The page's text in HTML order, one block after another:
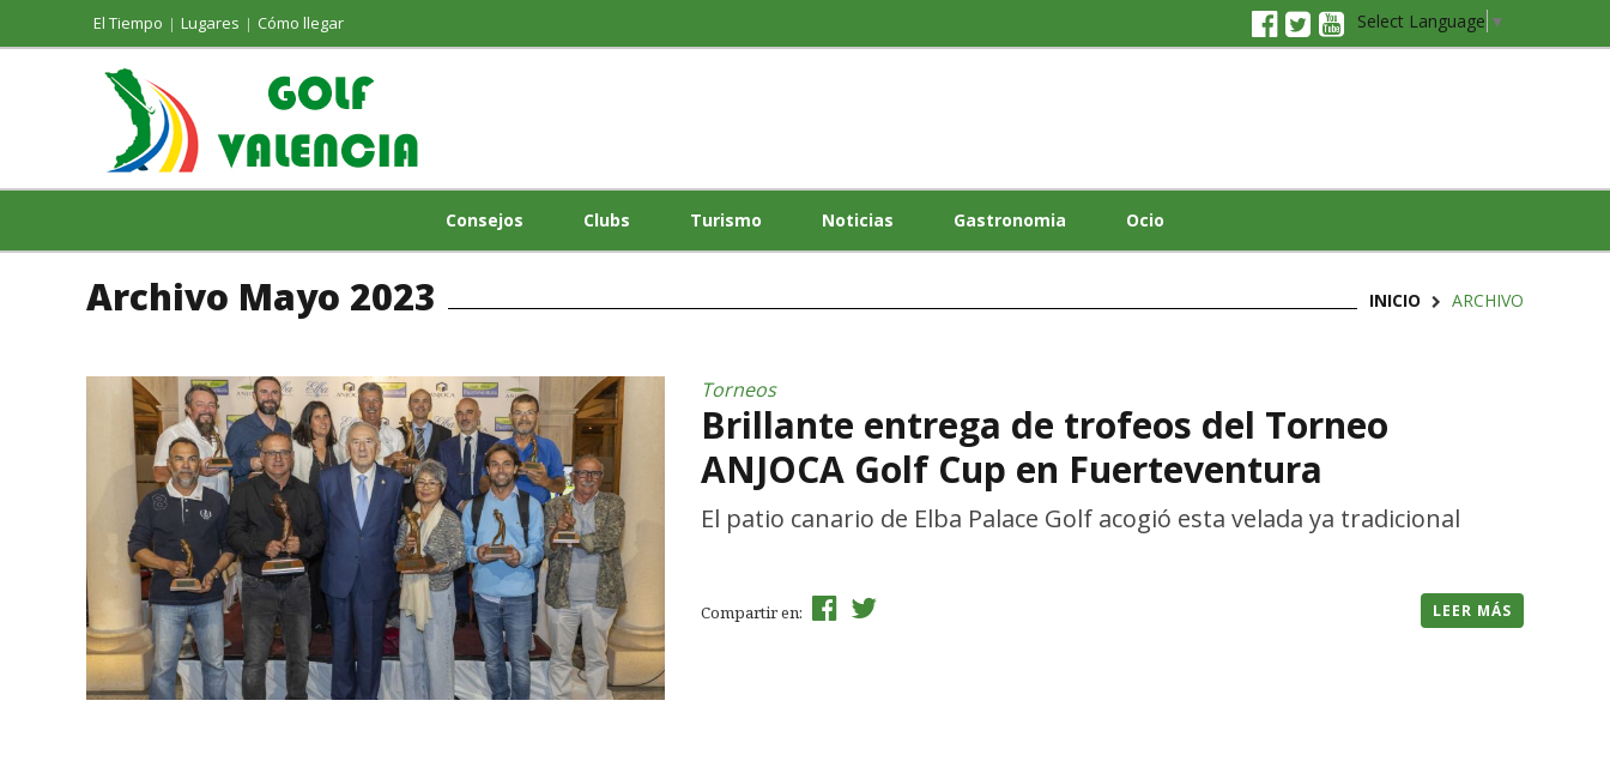
El Tiempo Lugares Cómo llegar Select Language ▼
Consejos Clubs Turismo Noticias Gastronomia Ocio
Archivo Mayo 2023 INICIO ARCHIVO
Torneos
Brillante entrega de trofeos del Torneo
ANJOCA Golf Cup en Fuerteventura
El patio canario de Elba Palace Golf acogió esta velada ya tradicional
Compartir en: LEER MÁS